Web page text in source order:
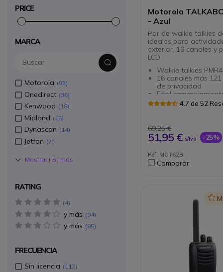
Motorola
- Azul
Par de walkie talkies
ideales para
exterior, 16 canales y
LCD
Walkie talkies
16 canales más
de privacidad
Fácil
Pantalla LCD
alcalinas AA
Carga USB
Manos libres
4.7 de 52
69,25 €
51,95 € s/Iva -25%
Ref: MOT62B
Comparar
Icon
PRICE
MARCA
Motorola 93
Onedirect 36
Kenwood 18
Midland 15
Dynascan 14
Jetfon 7
Mostrar ( 5 ) más
RATING
5 star(s)
4
y más 4 star(s)
94
y más 3 star(s)
95
FRECUENCIA
Sin licencia 112